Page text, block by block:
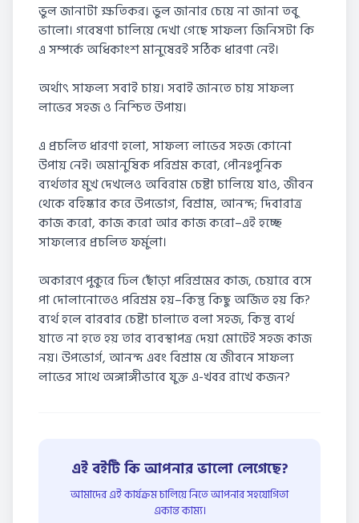
ভুল জানাটা ক্ষতিকর। ভুল জানার চেয়ে না জানা তবু
ভালো। গবেষণা চালিয়ে দেখা গেছে সাফল্য জিনিসটা কি
এ সম্পর্কে অধিকাংশ মানুষেরই সঠিক ধারণা নেই।
অর্থাৎ সাফল্য সবাই চায়। সবাই জানতে চায় সাফল্য
লাভের সহজ ও নিশ্চিত উপায়।
এ প্রচলিত ধারণা হলো, সাফল্য লাভের সহজ কোনো
উপায় নেই। অমানুষিক পরিশ্রম করো, পৌনঃপুনিক
ব্যর্থতার মুখ দেখলেও অবিরাম চেষ্টা চালিয়ে যাও, জীবন
থেকে বহিষ্কার করে উপভোগ, বিশ্রাম, আনন্দ; দিবারাত্র
কাজ করো, কাজ করো আর কাজ করো–এই হচ্ছে
সাফল্যের প্রচলিত ফর্মুলা।
অকারণে পুকুরে ঢিল ছোঁড়া পরিশ্রমের কাজ, চেয়ারে বসে
পা দোলানোতেও পরিশ্রম হয়–কিন্তু কিছু অর্জিত হয় কি?
ব্যর্থ হলে বারবার চেষ্টা চালাতে বলা সহজ, কিন্তু ব্যর্থ
যাতে না হতে হয় তার ব্যবস্থাপত্র দেয়া মোটেই সহজ কাজ
নয়। উপভোর্গ, আনন্দ এবং বিশ্রাম যে জীবনে সাফল্য
লাভের সাথে অঙ্গাঙ্গীভাবে যুক্ত এ-খবর রাখে কজন?
এই বইটি কি আপনার ভালো লেগেছে?
আমাদের এই কার্যক্রম চালিয়ে নিতে আপনার সহযোগিতা
একান্ত কাম্য।